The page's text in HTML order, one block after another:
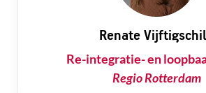
Renate
Re-integratie- en
Regio Rotterdam